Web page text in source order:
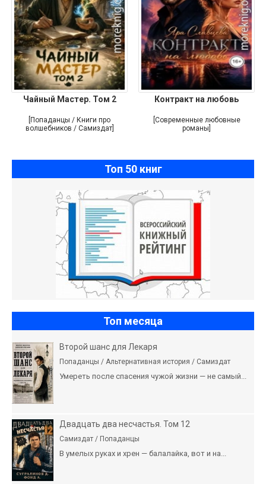
Чайный Мастер. Том 2
[Попаданцы / Книги про
волшебников / Самиздат]
Контракт на любовь
[Современные любовные
романы]
Топ 50 книг
Топ месяца
Второй шанс для Лекаря
Попаданцы / Альтернативная история / Самиздат
Умереть после спасения чужой жизни — не самый...
Двадцать два несчастья. Том 12
Самиздат / Попаданцы
В умелых руках и хрен — балалайка, вот и на...